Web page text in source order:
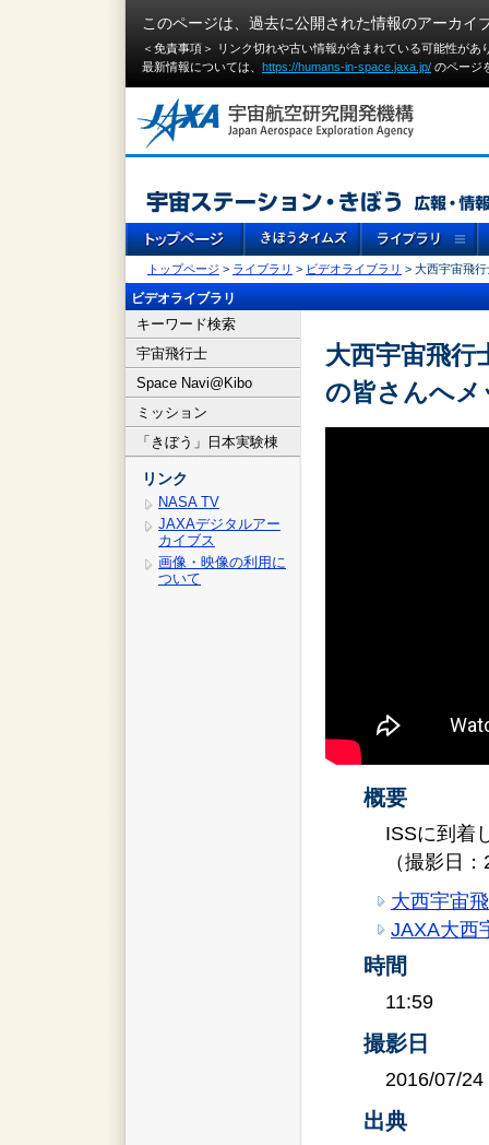
このページは、過去に公開された情報のアーカイ
＜免責事項＞ リンク切れや古い情報が含まれている可能性が
最新情報については、 https://humans-in-space.jaxa.jp/ のページ
トップページ > ライブラリ > ビデオライブラリ > 大西宇宙飛
ビデオライブラリ
キーワード検索
宇宙飛行士
Space Navi@Kibo
ミッション
「きぼう」日本実験棟
リンク
NASA TV
JAXAデジタルアー
カイブス
画像・映像の利用に
ついて
大西宇宙飛
の皆さんへメ
概要
ISSに到着
（撮影日
大西宇宙
JAXA大西
時間
11:59
撮影日
2016/07/24
出典